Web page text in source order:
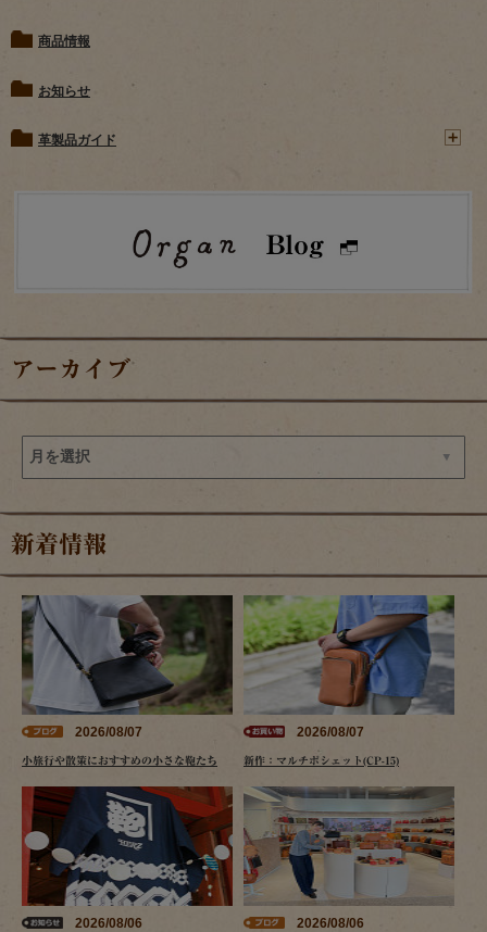
商品情報
お知らせ
革製品ガイド
アーカイブ
新着情報
2026/08/07
小旅行や散策におすすめの小さな鞄たち
2026/08/07
新作：マルチポシェット(CP-15)
2026/08/06 2026/08/06